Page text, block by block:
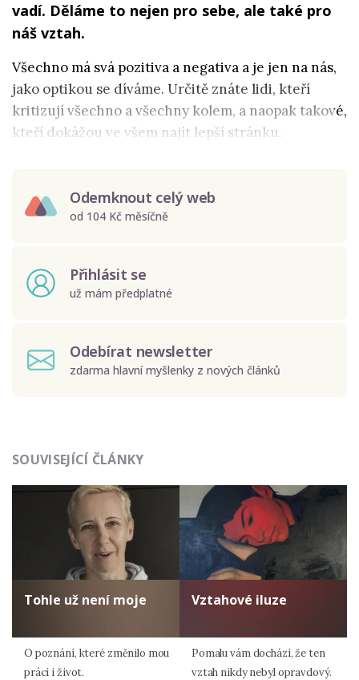
vadí. Děláme to nejen pro sebe, ale také pro
náš vztah.
Všechno má svá pozitiva a negativa a je jen na nás,
jako optikou se díváme. Určitě znáte lidi, kteří
kritizují všechno a všechny kolem, a naopak takové,
kteří dokážou ve všem najít lepší stránku.
Odemknout celý web
od 104 Kč měsíčně
Přihlásit se
už mám předplatné
Odebírat newsletter
zdarma hlavní myšlenky z nových článků
SOUVISEJÍCÍ ČLÁNKY
Tohle už není moje
O poznání, které změnilo mou
práci i život.
Vztahové iluze
Pomalu vám dochází, že ten
vztah nikdy nebyl opravdový.